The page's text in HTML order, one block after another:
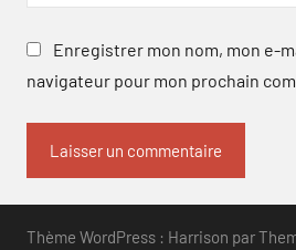
Enregistrer mon nom, mon e-
navigateur pour mon prochain
Thème WordPress : Harrison par